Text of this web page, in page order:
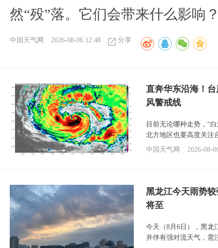
然“殁”落。它们会带来什么影响
中国天气网 2026-08-06 12:48 分享
直奔华东沿海！
风警戒线
目前无论哪种走势，“
北方地区也要高度关注
中国天气网
2026-08-
黑龙江今天雨势
将至
今天（8月6日），黑龙
并伴有强对流天气，需